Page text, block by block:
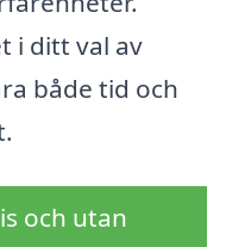
i ditt val av
både tid och
och utan